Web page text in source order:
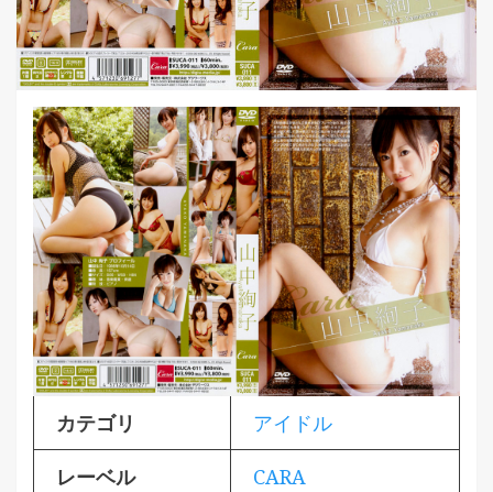
カテゴリ アイドル
レーベル CARA